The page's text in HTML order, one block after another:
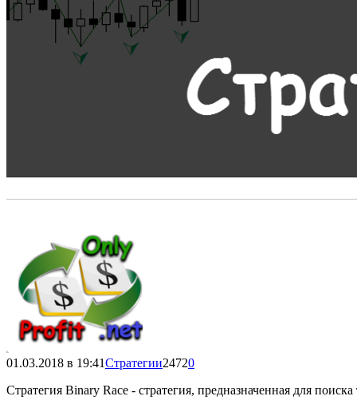
01.03.2018 в 19:41Стратегии24720
Стратегия Binary Race - стратегия, предназначенная для